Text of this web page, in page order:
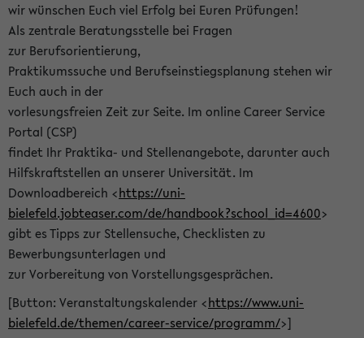
wir wünschen Euch viel Erfolg bei Euren Prüfungen!
Als zentrale Beratungsstelle bei Fragen
zur Berufsorientierung,
Praktikumssuche und Berufseinstiegsplanung stehen wir
Euch auch in der
vorlesungsfreien Zeit zur Seite. Im online Career Service
Portal (CSP)
findet Ihr Praktika- und Stellenangebote, darunter auch
Hilfskraftstellen an unserer Universität. Im
Downloadbereich <https://uni-
bielefeld.jobteaser.com/de/handbook?school_id=4600>
gibt es Tipps zur Stellensuche, Checklisten zu
Bewerbungsunterlagen und
zur Vorbereitung von Vorstellungsgesprächen.
[Button: Veranstaltungskalender <https://www.uni-
bielefeld.de/themen/career-service/programm/>]